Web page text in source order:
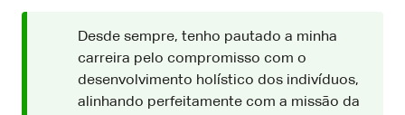
Desde sempre, tenho pautado a minha
carreira pelo compromisso com o
desenvolvimento holístico dos indivíduos,
alinhando perfeitamente com a missão da